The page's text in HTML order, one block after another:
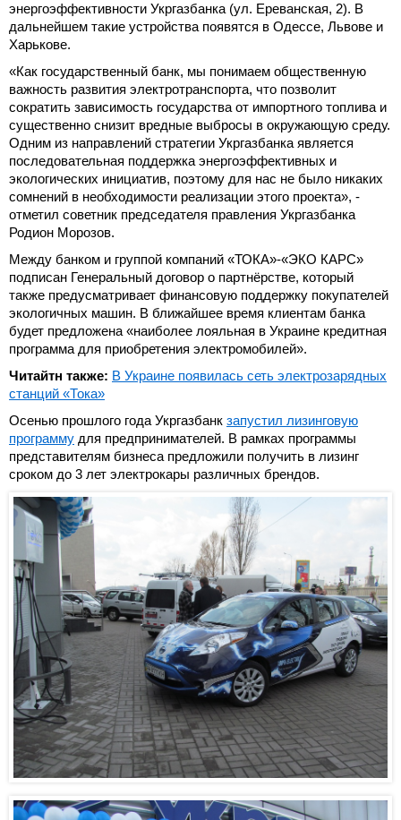
энергоэффективности Укргазбанка (ул. Ереванская, 2). В
дальнейшем такие устройства появятся в Одессе, Львове и
Харькове.
«Как государственный банк, мы понимаем общественную
важность развития электротранспорта, что позволит
сократить зависимость государства от импортного топлива и
существенно снизит вредные выбросы в окружающую среду.
Одним из направлений стратегии Укргазбанка является
последовательная поддержка энергоэффективных и
экологических инициатив, поэтому для нас не было никаких
сомнений в необходимости реализации этого проекта», -
отметил советник председателя правления Укргазбанка
Родион Морозов.
Между банком и группой компаний «ТОКА»-«ЭКО КАРС»
подписан Генеральный договор о партнёрстве, который
также предусматривает финансовую поддержку покупателей
экологичных машин. В ближайшее время клиентам банка
будет предложена «наиболее лояльная в Украине кредитная
программа для приобретения электромобилей».
Читайтн также: В Украине появилась сеть электрозарядных
станций «Тока»
Осенью прошлого года Укргазбанк запустил лизинговую
программу для предпринимателей. В рамках программы
представителям бизнеса предложили получить в лизинг
сроком до 3 лет электрокары различных брендов.